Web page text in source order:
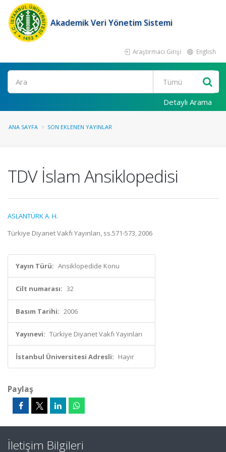
Akademik Veri Yönetim Sistemi
Araştırmacı Girişi English
Ara
Detaylı Arama
ANA SAYFA SON EKLENEN YAYINLAR
TDV İslam Ansiklopedisi
ASLANTÜRK A. H.
Türkiye Diyanet Vakfı Yayınları, ss.571-573, 2006
Yayın Türü: Ansiklopedide Konu
Cilt numarası: 32
Basım Tarihi: 2006
Yayınevi: Türkiye Diyanet Vakfı Yayınları
İstanbul Üniversitesi Adresli: Hayır
Paylaş
İletişim Bilgileri